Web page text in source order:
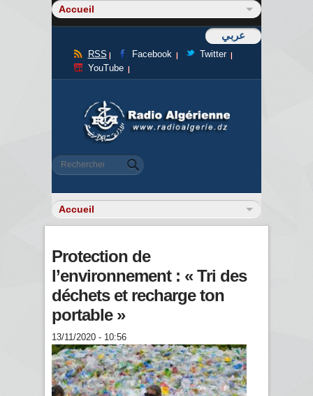
عربي
RSS Facebook
Twitter
YouTube
Formulaire de recherche
Rechercher
Protection de
l’environnement : « Tri des
déchets et recharge ton
portable »
13/11/2020 - 10:56